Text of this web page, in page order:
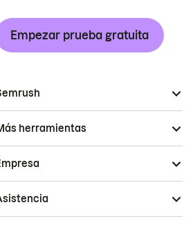
Empezar prueba gratuita
herramientas